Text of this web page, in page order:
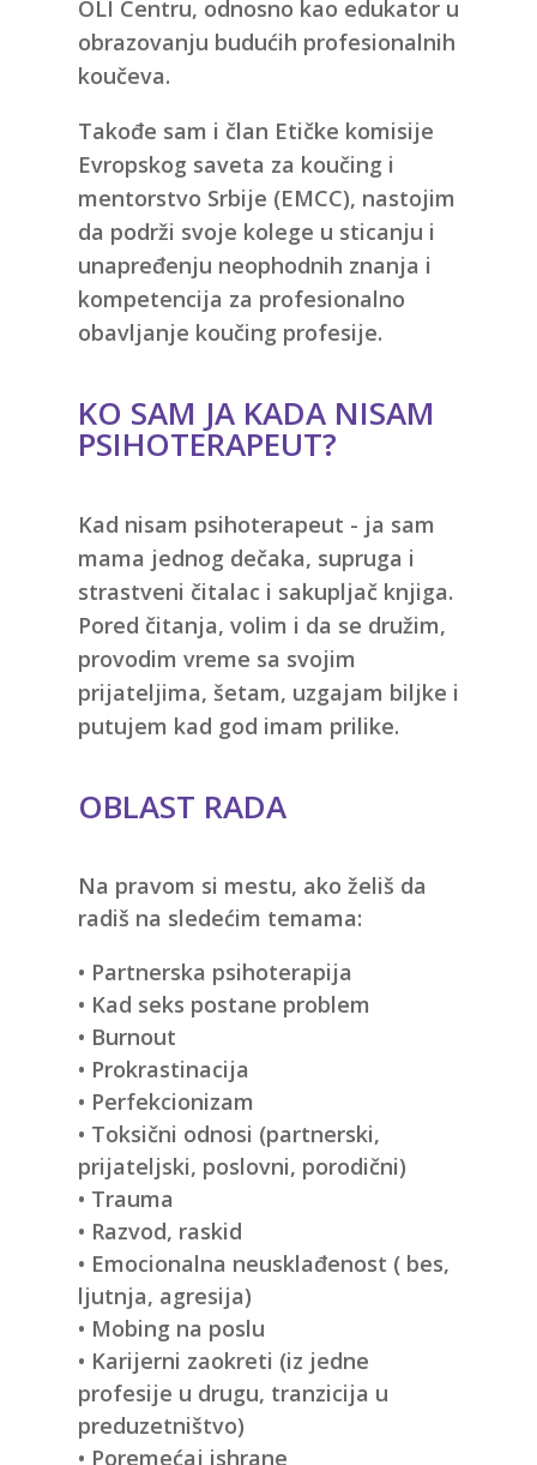
OLI Centru, odnosno kao edukator u
obrazovanju budućih profesionalnih
koučeva.
Takođe sam i član Etičke komisije
Evropskog saveta za koučing i
mentorstvo Srbije (EMCC), nastojim
da podrži svoje kolege u sticanju i
unapređenju neophodnih znanja i
kompetencija za profesionalno
obavljanje koučing profesije.
KO SAM JA KADA NISAM
PSIHOTERAPEUT?
Kad nisam psihoterapeut - ja sam
mama jednog dečaka, supruga i
strastveni čitalac i sakupljač knjiga.
Pored čitanja, volim i da se družim,
provodim vreme sa svojim
prijateljima, šetam, uzgajam biljke i
putujem kad god imam prilike.
OBLAST RADA
Na pravom si mestu, ako želiš da
radiš na sledećim temama:
• Partnerska psihoterapija
• Kad seks postane problem
• Burnout
• Prokrastinacija
• Perfekcionizam
• Toksični odnosi (partnerski,
prijateljski, poslovni, porodični)
• Trauma
• Razvod, raskid
• Emocionalna neusklađenost ( bes,
ljutnja, agresija)
• Mobing na poslu
• Karijerni zaokreti (iz jedne
profesije u drugu, tranzicija u
preduzetništvo)
• Poremećaj ishrane